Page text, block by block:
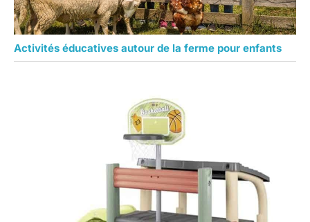
Activités éducatives autour de la ferme pour enfants